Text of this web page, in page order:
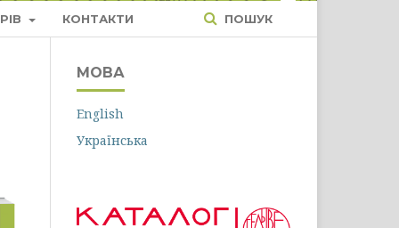
КОНТАКТИ ПОШУК
МОВА
English
Українська